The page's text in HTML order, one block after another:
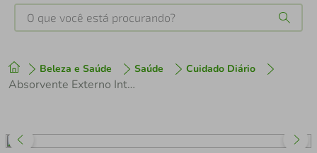
O que você está procurando?
Beleza e Saúde Saúde Cuidado Diário
Absorvente Externo Intimus Noturno Suave Com Abas 16 Unidades
1º tenis